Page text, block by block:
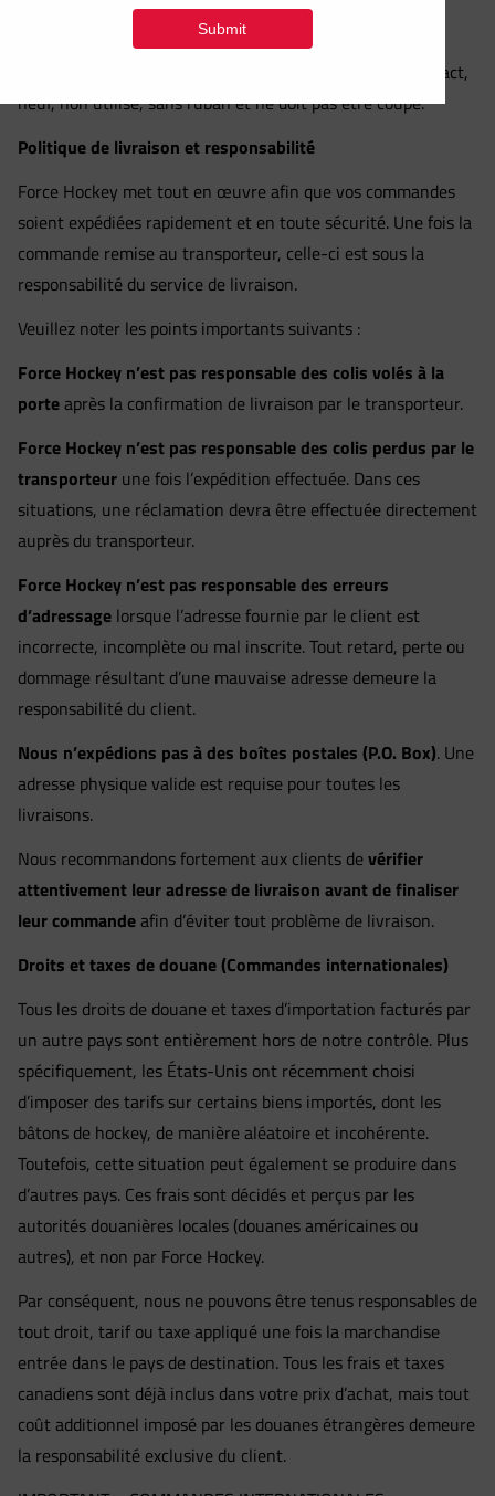
choix de courbe, de flex ou de côté. Nous accepterons
votre échange, mais le transport sera aux frais du client.
Pour tout autre retour ou échange, le bâton doit être intact,
neuf, non utilisé, sans ruban et ne doit pas être coupé.
Politique de livraison et responsabilité
Force Hockey met tout en œuvre afin que vos commandes
soient expédiées rapidement et en toute sécurité. Une fois la
commande remise au transporteur, celle-ci est sous la
responsabilité du service de livraison.
Veuillez noter les points importants suivants :
Force Hockey n’est pas responsable des colis volés à la
porteaprès la confirmation de livraison par le transporteur.
Force Hockey n’est pas responsable des colis perdus par le
transporteur une fois l’expédition effectuée. Dans ces
situations, une réclamation devra être effectuée directement
auprès du transporteur.
Force Hockey n’est pas responsable des erreurs
d’adressage lorsque l’adresse fournie par le client est
incorrecte, incomplète ou mal inscrite. Tout retard, perte ou
dommage résultant d’une mauvaise adresse demeure la
responsabilité du client.
Nous n’expédions pas à des boîtes postales (P.O. Box). Une
adresse physique valide est requise pour toutes les
livraisons.
Nous recommandons fortement aux clients devérifier
attentivement leur adresse de livraison avant de finaliser
leur commandeafin d’éviter tout problème de livraison.
Droits et taxes de douane (Commandes internationales)
Tous les droits de douane et taxes d’importation facturés par
un autre pays sont entièrement hors de notre contrôle. Plus
spécifiquement, les États-Unis ont récemment choisi
d’imposer des tarifs sur certains biens importés, dont les
bâtons de hockey, de manière aléatoire et incohérente.
Toutefois, cette situation peut également se produire dans
d’autres pays. Ces frais sont décidés et perçus par les
autorités douanières locales (douanes américaines ou
autres), et non par Force Hockey.
Par conséquent, nous ne pouvons être tenus responsables de
tout droit, tarif ou taxe appliqué une fois la marchandise
entrée dans le pays de destination. Tous les frais et taxes
canadiens sont déjà inclus dans votre prix d’achat, mais tout
coût additionnel imposé par les douanes étrangères demeure
la responsabilité exclusive du client.